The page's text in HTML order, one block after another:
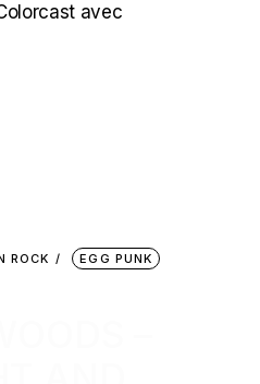
avec
ROCK
EGG PUNK